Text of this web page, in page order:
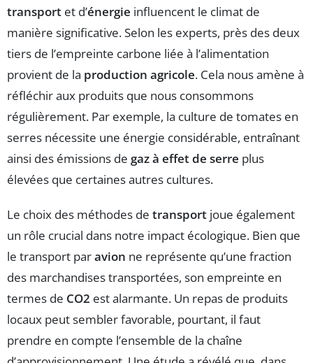
transport et d’énergie influencent le climat de
manière significative. Selon les experts, près des deux
tiers de l’empreinte carbone liée à l’alimentation
provient de la production agricole. Cela nous amène à
réfléchir aux produits que nous consommons
régulièrement. Par exemple, la culture de tomates en
serres nécessite une énergie considérable, entraînant
ainsi des émissions de gaz à effet de serre plus
élevées que certaines autres cultures.
Le choix des méthodes de transport joue également
un rôle crucial dans notre impact écologique. Bien que
le transport paravion ne représente qu’une fraction
des marchandises transportées, son empreinte en
termes de CO2 est alarmante. Un repas de produits
locaux peut sembler favorable, pourtant, il faut
prendre en compte l’ensemble de la chaîne